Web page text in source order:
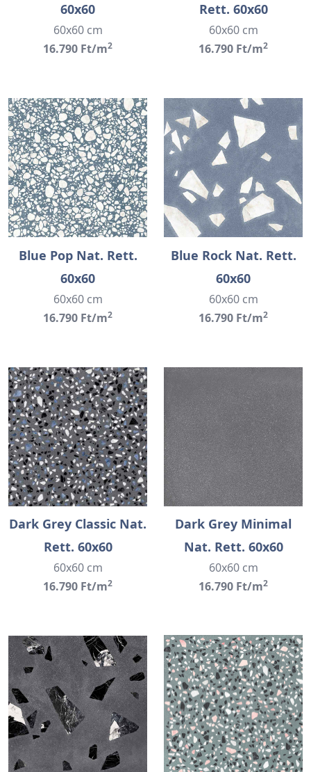
60x60
60x60 cm
16.790 Ft/m2
Rett. 60x60
60x60 cm
16.790 Ft/m2
Blue Pop Nat. Rett.
60x60
60x60 cm
16.790 Ft/m2
Blue Rock Nat. Rett.
60x60
60x60 cm
16.790 Ft/m2
Dark Grey Classic Nat.
Rett. 60x60
60x60 cm
16.790 Ft/m2
Dark Grey Minimal
Nat. Rett. 60x60
60x60 cm
16.790 Ft/m2